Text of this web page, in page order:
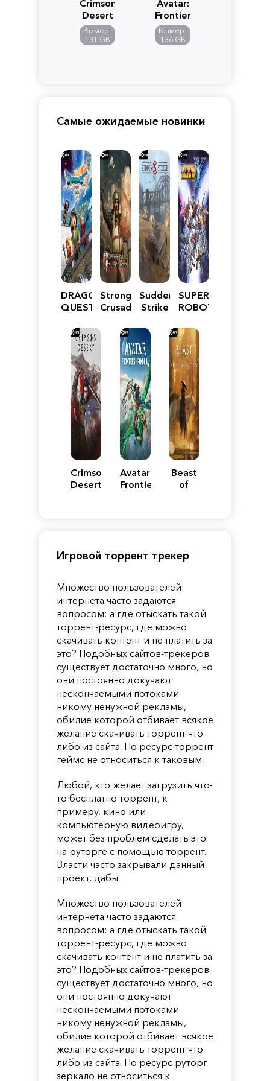
Crimson
Desert
Размер:
131 GB
Avatar:
Frontiers
of
Pandora
Размер:
136 GB
Самые ожидаемые новинки
DRAGON
QUEST
Reimagined
Stronghold
Crusader:
Edition
Sudden
Strike
SUPER
ROBOT
Y
Crimson
Desert
Avatar:
Frontiers
Beast
of
Игровой торрент трекер
Множество пользователей
интернета часто задаются
вопросом: а где отыскать такой
торрент-ресурс, где можно
скачивать контент и не платить за
это? Подобных сайтов-трекеров
существует достаточно много, но
они постоянно докучают
нескончаемыми потоками
никому ненужной рекламы,
обилие которой отбивает всякое
желание скачивать торрент что-
либо из сайта. Но ресурс торрент
геймс не относиться к таковым.
Любой, кто желает загрузить что-
то бесплатно торрент, к
примеру, кино или
компьютерную видеоигру,
может без проблем сделать это
на руторге с помощью торрент.
Власти часто закрывали данный
проект, дабы
Множество пользователей
интернета часто задаются
вопросом: а где отыскать такой
торрент-ресурс, где можно
скачивать контент и не платить за
это? Подобных сайтов-трекеров
существует достаточно много, но
они постоянно докучают
нескончаемыми потоками
никому ненужной рекламы,
обилие которой отбивает всякое
желание скачивать торрент что-
либо из сайта. Но ресурс руторг
зеркало не относиться к